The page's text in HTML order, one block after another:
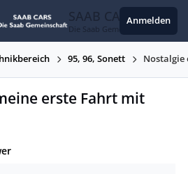
SAAB CARS
Die Saab Gemeinschaft
Anmelden
95, 96, Sonett Nostalgie
erste Fahrt mit